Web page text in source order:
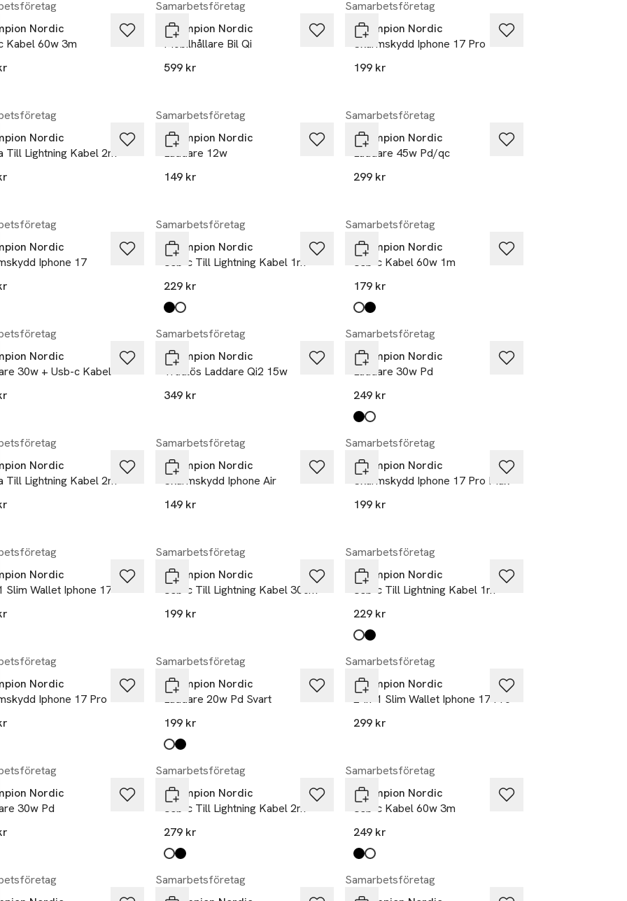
Nordic
Kabel 60w 3m
finns i färgerna:
Samarbetsföretag
Champion Nordic
Mobilhållare Bil Qi
599 kr
Samarbetsföretag
Champion Nordic
Skärmskydd Iphone 17 Pro
199 kr
Nordic
Till Lightning Kabel 2m
finns i färgerna:
Samarbetsföretag
Champion Nordic
Laddare 12w
149 kr
Samarbetsföretag
Champion Nordic
Laddare 45w Pd/qc
299 kr
Nordic
Iphone 17
Samarbetsföretag
Champion Nordic
Usb-c Till Lightning Kabel 1m
229 kr
Produkten finns i färgerna:
svart
vit,
Samarbetsföretag
Champion Nordic
Usb-c Kabel 60w 1m
179 kr
Produkten finns i färgerna:
vit,
svart
Nordic
30w + Usb-c Kabel
Samarbetsföretag
Champion Nordic
Trådlös Laddare Qi2 15w
349 kr
Samarbetsföretag
Champion Nordic
Laddare 30w Pd
249 kr
Produkten finns i färgerna:
svart
vit,
Nordic
Till Lightning Kabel 2m
finns i färgerna:
Samarbetsföretag
Champion Nordic
Skärmskydd Iphone Air
149 kr
Samarbetsföretag
Champion Nordic
Skärmskydd Iphone 17 Pro Max
199 kr
Nordic
Slim Wallet Iphone 17
Samarbetsföretag
Champion Nordic
Usb-c Till Lightning Kabel 30cm
199 kr
Samarbetsföretag
Champion Nordic
Usb-c Till Lightning Kabel 1m
229 kr
Produkten finns i färgerna:
vit,
svart
Nordic
Iphone 17 Pro
Samarbetsföretag
Champion Nordic
Laddare 20w Pd Svart
199 kr
Produkten finns i färgerna:
vit,
svart
Samarbetsföretag
Champion Nordic
2-in-1 Slim Wallet Iphone 17 Pro
299 kr
Nordic
30w Pd
finns i färgerna:
Samarbetsföretag
Champion Nordic
Usb-c Till Lightning Kabel 2m
279 kr
Produkten finns i färgerna:
vit,
svart
Samarbetsföretag
Champion Nordic
Usb-c Kabel 60w 3m
249 kr
Produkten finns i färgerna:
svart
vit,
Samarbetsföretag
Samarbetsföretag